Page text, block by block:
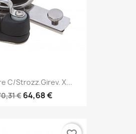
C/strozz.girev. X...
€ 64,68 €